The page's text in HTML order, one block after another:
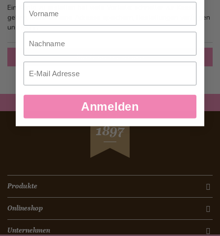
Ein Konto zu erstellen hat viele Vorteile: schneller zur Kasse
gehen, mehr als eine Adresse speichern, Bestellungen verfolgen
und mehr.
Ein Konto erstellen
SEIT
1897
Produkte
Onlineshop
Unternehmen
Nachname
Email
Anmelden